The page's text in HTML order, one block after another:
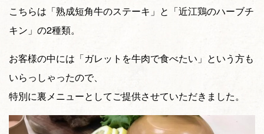
こちらは「熟成短角牛のステーキ」と「近江鶏のハーブチ
キン」の2種類。
お客様の中には「ガレットを牛肉で食べたい」という方も
いらっしゃったので、
特別に裏メニューとしてご提供させていただきました。